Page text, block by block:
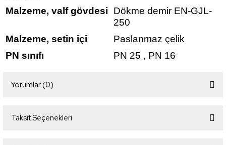
Malzeme, valf gövdesi
Dökme demir EN-GJL-
250
Malzeme, setin içi
Paslanmaz çelik
PN sınıfı
PN 25 , PN 16
Yorumlar (0)
Taksit Seçenekleri